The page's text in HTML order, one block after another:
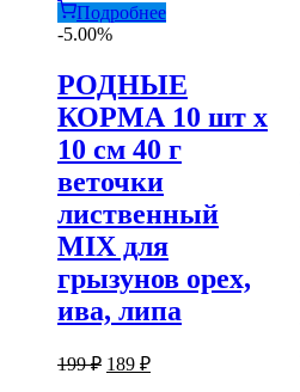
Подробнее
-5.00%
РОДНЫЕ
КОРМА 10 шт х
10 см 40 г
веточки
лиственный
MIX для
грызунов орех,
ива, липа
199₽ Первоначальная
189 ₽Текущая